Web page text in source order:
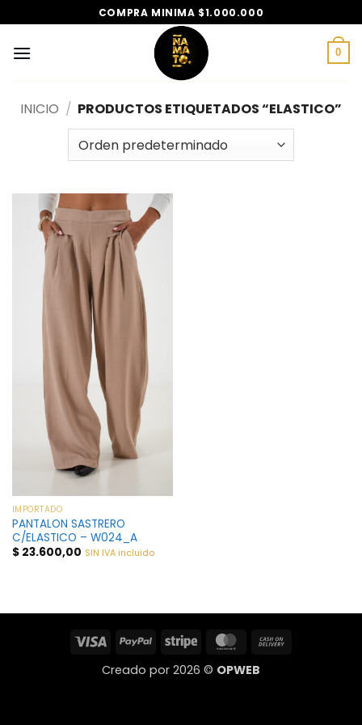
al
contenido
COMPRA MINIMA $1.000.000
0
INICIO / PRODUCTOS ETIQUETADOS “ELASTICO”
IMPORTADO
PANTALON SASTRERO
C/ELASTICO – W024_A
$23.600,00 SIN IVA incluido
Visa PayPal Stripe MasterCard
Creado por 2026 © OPWEB